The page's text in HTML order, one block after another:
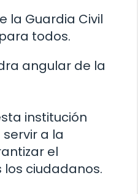
la Guardia Civil
todos.
angular de la
institución
a la
el
ciudadanos.